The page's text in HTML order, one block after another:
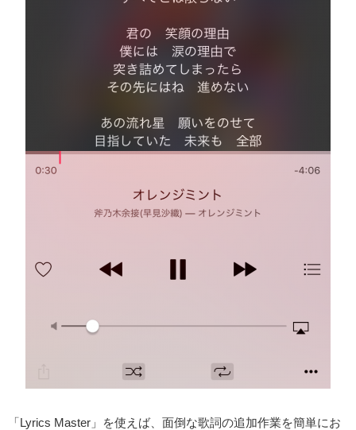
「Lyrics Master」を使えば、面倒な歌詞の追加作業を簡単にお